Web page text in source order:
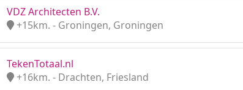
VDZ Architecten B.V.
+15km. - Groningen, Groningen
TekenTotaal.nl
+16km. - Drachten, Friesland